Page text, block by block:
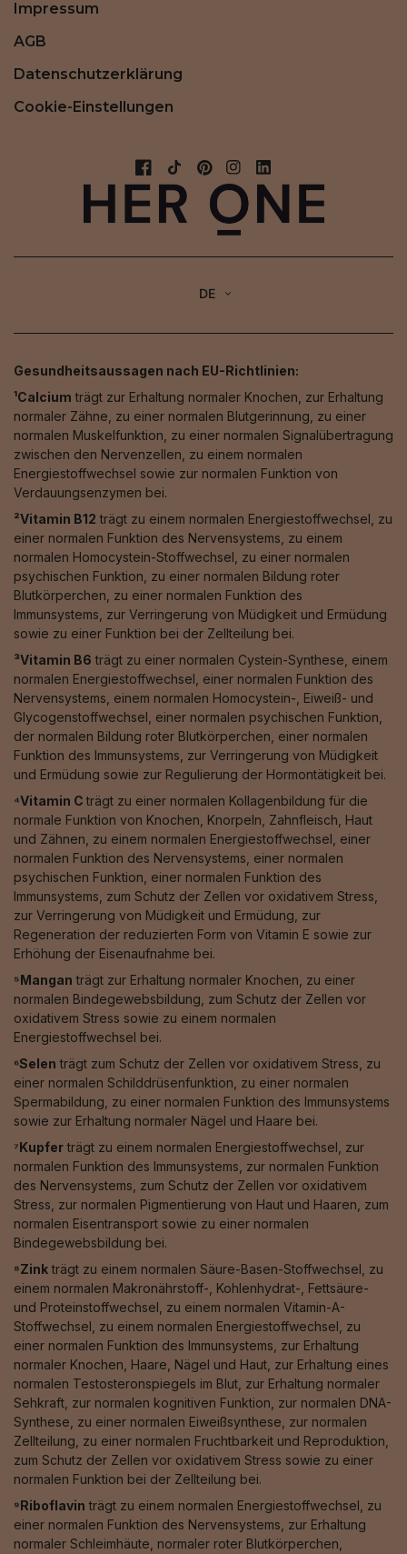
Impressum
AGB
Datenschutzerklärung
Cookie-Einstellungen
DE
Gesundheitsaussagen nach EU-Richtlinien:
¹Calcium trägt zur Erhaltung normaler Knochen, zur Erhaltung
normaler Zähne, zu einer normalen Blutgerinnung, zu einer
normalen Muskelfunktion, zu einer normalen Signalübertragung
zwischen den Nervenzellen, zu einem normalen
Energiestoffwechsel sowie zur normalen Funktion von
Verdauungsenzymen bei.
²Vitamin B12 trägt zu einem normalen Energiestoffwechsel, zu
einer normalen Funktion des Nervensystems, zu einem
normalen Homocystein-Stoffwechsel, zu einer normalen
psychischen Funktion, zu einer normalen Bildung roter
Blutkörperchen, zu einer normalen Funktion des
Immunsystems, zur Verringerung von Müdigkeit und Ermüdung
sowie zu einer Funktion bei der Zellteilung bei.
³Vitamin B6 trägt zu einer normalen Cystein-Synthese, einem
normalen Energiestoffwechsel, einer normalen Funktion des
Nervensystems, einem normalen Homocystein-, Eiweiß- und
Glycogenstoffwechsel, einer normalen psychischen Funktion,
der normalen Bildung roter Blutkörperchen, einer normalen
Funktion des Immunsystems, zur Verringerung von Müdigkeit
und Ermüdung sowie zur Regulierung der Hormontätigkeit bei.
⁴Vitamin Cträgt zu einer normalen Kollagenbildung für die
normale Funktion von Knochen, Knorpeln, Zahnfleisch, Haut
und Zähnen, zu einem normalen Energiestoffwechsel, einer
normalen Funktion des Nervensystems, einer normalen
psychischen Funktion, einer normalen Funktion des
Immunsystems, zum Schutz der Zellen vor oxidativem Stress,
zur Verringerung von Müdigkeit und Ermüdung, zur
Regeneration der reduzierten Form von Vitamin E sowie zur
Erhöhung der Eisenaufnahme bei.
⁵Mangan trägt zur Erhaltung normaler Knochen, zu einer
normalen Bindegewebsbildung, zum Schutz der Zellen vor
oxidativem Stress sowie zu einem normalen
Energiestoffwechsel bei.
⁶Selen trägt zum Schutz der Zellen vor oxidativem Stress, zu
einer normalen Schilddrüsenfunktion, zu einer normalen
Spermabildung, zu einer normalen Funktion des Immunsystems
sowie zur Erhaltung normaler Nägel und Haare bei.
⁷Kupferträgt zu einem normalen Energiestoffwechsel, zur
normalen Funktion des Immunsystems, zur normalen Funktion
des Nervensystems, zum Schutz der Zellen vor oxidativem
Stress, zur normalen Pigmentierung von Haut und Haaren, zum
normalen Eisentransport sowie zu einer normalen
Bindegewebsbildung bei.
⁸Zinkträgt zu einem normalen Säure-Basen-Stoffwechsel, zu
einem normalen Makronährstoff-, Kohlenhydrat-, Fettsäure-
und Proteinstoffwechsel, zu einem normalen Vitamin-A-
Stoffwechsel, zu einem normalen Energiestoffwechsel, zu
einer normalen Funktion des Immunsystems, zur Erhaltung
normaler Knochen, Haare, Nägel und Haut, zur Erhaltung eines
normalen Testosteronspiegels im Blut, zur Erhaltung normaler
Sehkraft, zur normalen kognitiven Funktion, zur normalen DNA-
Synthese, zu einer normalen Eiweißsynthese, zur normalen
Zellteilung, zu einer normalen Fruchtbarkeit und Reproduktion,
zum Schutz der Zellen vor oxidativem Stress sowie zu einer
normalen Funktion bei der Zellteilung bei.
⁹Riboflavin trägt zu einem normalen Energiestoffwechsel, zu
einer normalen Funktion des Nervensystems, zur Erhaltung
normaler Schleimhäute, normaler roter Blutkörperchen,